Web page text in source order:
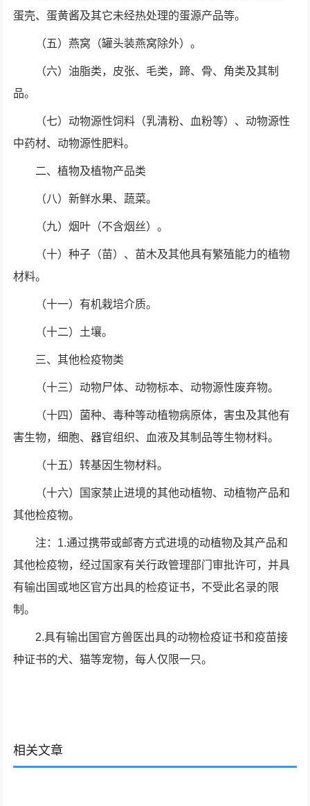
蛋壳、蛋黄酱及其它未经热处理的蛋源产品等。
（五）燕窝（罐头装燕窝除外）。
（六）油脂类，皮张、毛类，蹄、骨、角类及其制
品。
（七）动物源性饲料（乳清粉、血粉等）、动物源性
中药材、动物源性肥料。
二、植物及植物产品类
（八）新鲜水果、蔬菜。
（九）烟叶（不含烟丝）。
（十）种子（苗）、苗木及其他具有繁殖能力的植物
材料。
（十一）有机栽培介质。
（十二）土壤。
三、其他检疫物类
（十三）动物尸体、动物标本、动物源性废弃物。
（十四）菌种、毒种等动植物病原体，害虫及其他有
害生物，细胞、器官组织、血液及其制品等生物材料。
（十五）转基因生物材料。
（十六）国家禁止进境的其他动植物、动植物产品和
其他检疫物。
注：1.通过携带或邮寄方式进境的动植物及其产品和
其他检疫物，经过国家有关行政管理部门审批许可，并具
有输出国或地区官方出具的检疫证书，不受此名录的限
制。
2.具有输出国官方兽医出具的动物检疫证书和疫苗接
种证书的犬、猫等宠物，每人仅限一只。
相关文章